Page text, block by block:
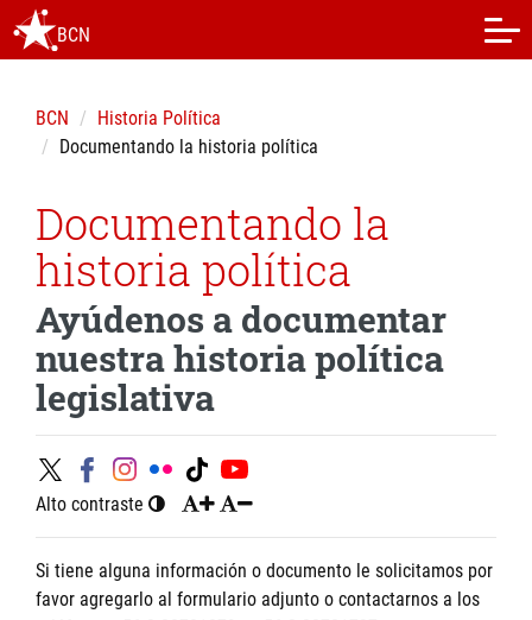
BCN
BCN
Historia Política
Documentando la historia política
Documentando la
historia política
Ayúdenos a documentar
nuestra historia política
legislativa
Alto contraste
Si tiene alguna información o documento le solicitamos por
favor agregarlo al formulario adjunto o contactarnos a los